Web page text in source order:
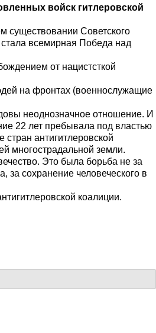
войск гитлеровской
существовании Советского
всемирная Победа над
от нацистсткой
на фронтах (военнослужащие
неоднозначное отношение. И
22 лет пребывала под властью
антигитлеровской
многострадальной земли.
Это была борьба не за
за сохранение человеческого в
коалиции.